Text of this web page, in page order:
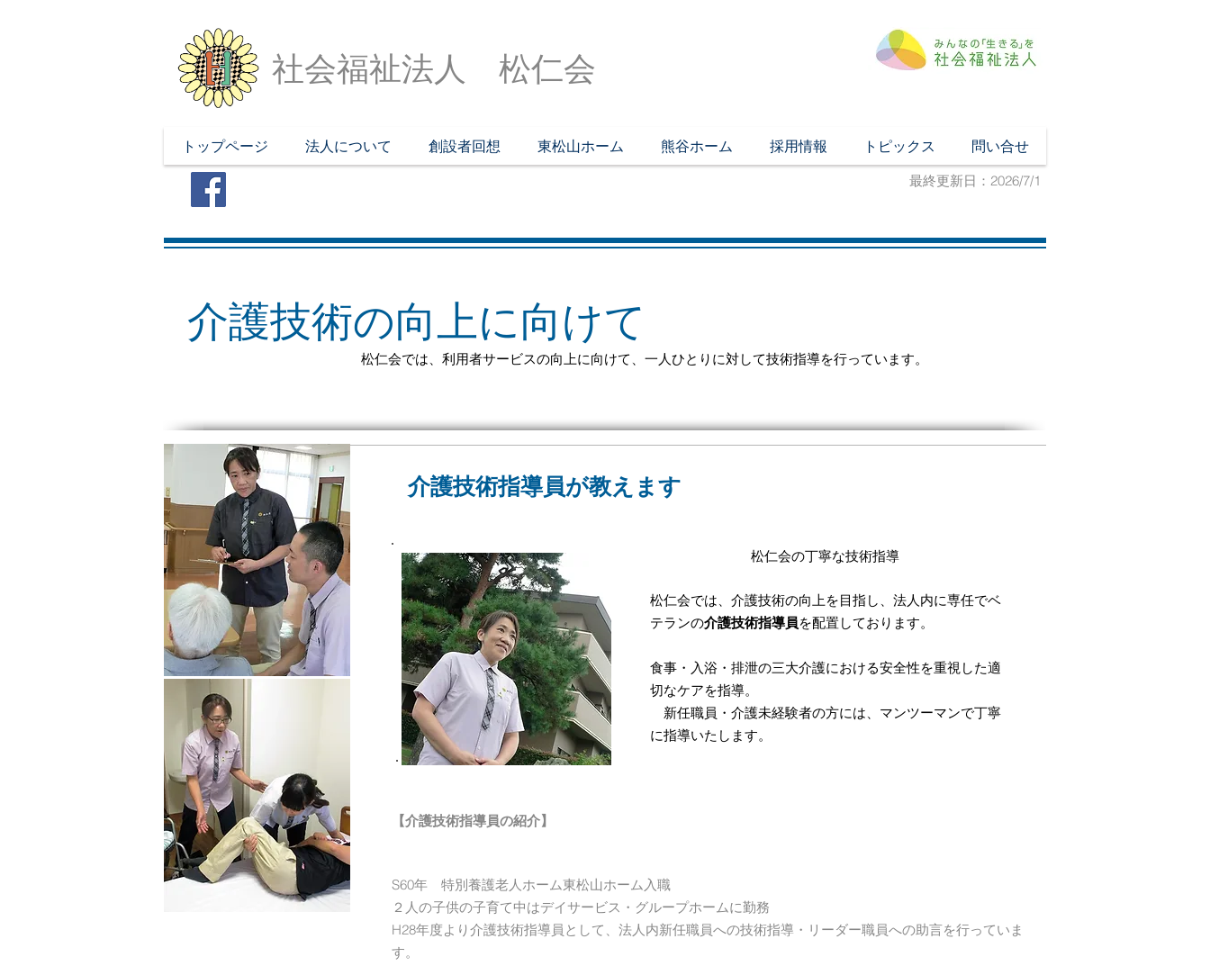
社会福祉法人 松仁会
トップページ 法人について 創設者回想 東松山ホーム 熊谷ホーム 採用情報 トピックス 問い合せ
最終更新日：2026/7/1
​介護技術の向上に向けて
​松仁会では、利用者サービスの向上に向けて、一人ひとりに対して技術指導を行っています。
松仁会では、介護技術の向上を目指し、法人内に専任でベ
テランの介護技術指導員を配置しております。
食事・入浴・排泄の三大介護における安全性を重視 した適
切なケアを指導。
​ 新任職員・介護未経験者の方には、マンツーマンで丁寧
に指導いたします。
【介護技術指導員の紹介】
S60年 特別養護老人ホーム東松山ホーム入職
２人の子供の子育て中はデイサービス・グループホームに勤務
H28年度より介護技術指導員として、法人内新任職員への技術指導・リーダー職員への助言を行っていま
す。
​介護技術指導員 田中 和栄
​介護技術指導員が教えます
​松仁会の丁寧な技術指導